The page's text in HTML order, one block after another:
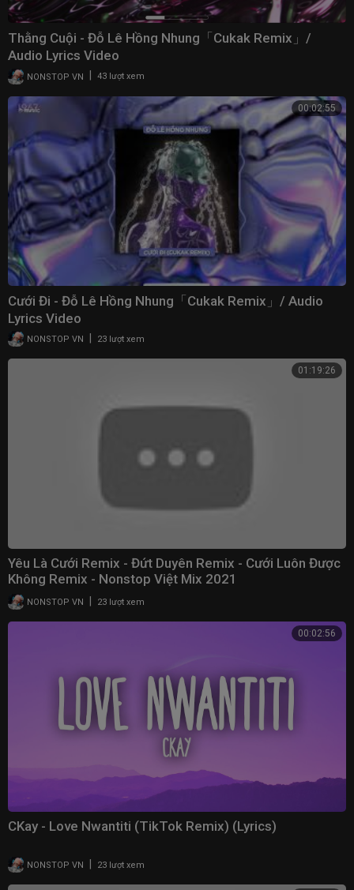
Thằng Cuội - Đỗ Lê Hồng Nhung「Cukak Remix」/
Audio Lyrics Video
NONSTOP VN 43 lượt xem
00:02:55
Cưới Đi - Đỗ Lê Hồng Nhung「Cukak Remix」/ Audio
Lyrics Video
NONSTOP VN 23 lượt xem
01:19:26
Yêu Là Cưới Remix - Đứt Duyên Remix - Cưới Luôn Được
Không Remix - Nonstop Việt Mix 2021
NONSTOP VN 23 lượt xem
00:02:56
CKay - Love Nwantiti (TikTok Remix) (Lyrics)
NONSTOP VN 23 lượt xem